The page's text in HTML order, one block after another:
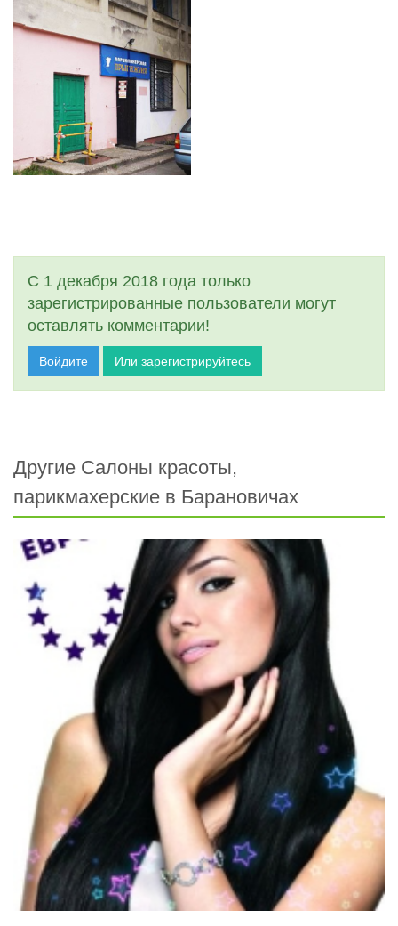
С 1 декабря 2018 года только
зарегистрированные пользователи могут
оставлять комментарии!
Войдите Или зарегистрируйтесь
Другие Салоны красоты,
парикмахерские в Барановичах